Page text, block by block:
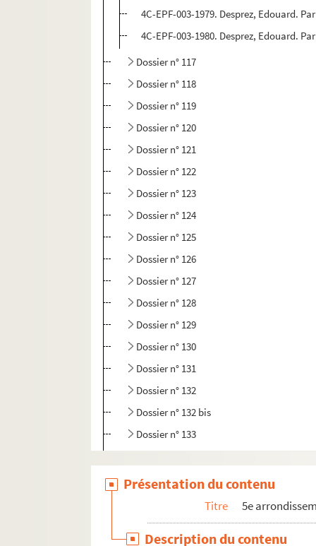
4C-EPF-003-1979. Desprez, Edouard.
4C-EPF-003-1980. Desprez, Edouard.
Dossier n° 117
Dossier n° 118
Dossier n° 119
Dossier n° 120
Dossier n° 121
Dossier n° 122
Dossier n° 123
Dossier n° 124
Dossier n° 125
Dossier n° 126
Dossier n° 127
Dossier n° 128
Dossier n° 129
Dossier n° 130
Dossier n° 131
Dossier n° 132
Dossier n° 132 bis
Dossier n° 133
Dossier n° 135
Dossier n° 135 bis
Dossier n° 136
Présentation du contenu
Titre 5e
Description du contenu